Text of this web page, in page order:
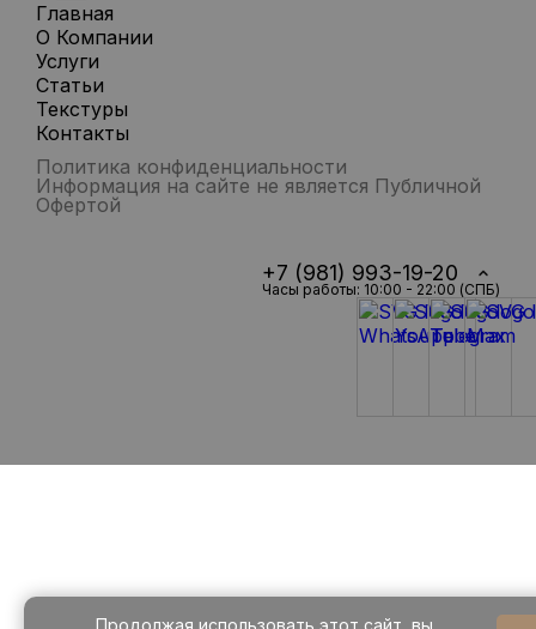
Главная
О Компании
Услуги
Статьи
Текстуры
Контакты
Политика конфиденциальности
Информация на сайте не является Публичной
Офертой
+7 (981) 993-19-20
Часы работы: 10:00 - 22:00 (СПБ)
Продолжая использовать этот сайт, вы